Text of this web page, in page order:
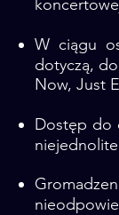
W ciągu
dotyczą,
Now, Just
Dostęp do